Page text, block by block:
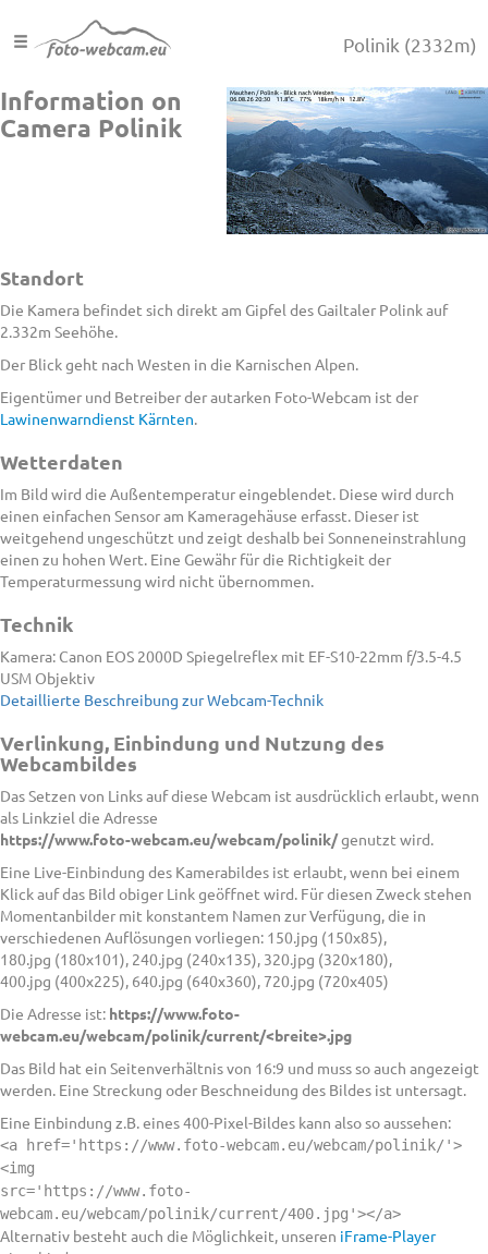
Polinik (2332m)
Information on
Camera Polinik
Standort
Die Kamera befindet sich direkt am Gipfel des Gailtaler Polink auf
2.332m Seehöhe.
Der Blick geht nach Westen in die Karnischen Alpen.
Eigentümer und Betreiber der autarken Foto-Webcam ist der
Lawinenwarndienst Kärnten.
Wetterdaten
Im Bild wird die Außentemperatur eingeblendet. Diese wird durch
einen einfachen Sensor am Kameragehäuse erfasst. Dieser ist
weitgehend ungeschützt und zeigt deshalb bei Sonneneinstrahlung
einen zu hohen Wert. Eine Gewähr für die Richtigkeit der
Temperaturmessung wird nicht übernommen.
Technik
Kamera: Canon EOS 2000D Spiegelreflex mit EF-S10-22mm f/3.5-4.5
USM Objektiv
Detaillierte Beschreibung zur Webcam-Technik
Verlinkung, Einbindung und Nutzung des
Webcambildes
Das Setzen von Links auf diese Webcam ist ausdrücklich erlaubt, wenn
als Linkziel die Adresse
https://www.foto-webcam.eu/webcam/polinik/genutzt wird.
Eine Live-Einbindung des Kamerabildes ist erlaubt, wenn bei einem
Klick auf das Bild obiger Link geöffnet wird. Für diesen Zweck stehen
Momentanbilder mit konstantem Namen zur Verfügung, die in
verschiedenen Auflösungen vorliegen: 150.jpg (150x85),
180.jpg (180x101), 240.jpg (240x135), 320.jpg (320x180),
400.jpg (400x225), 640.jpg (640x360), 720.jpg (720x405)
Die Adresse ist: https://www.foto-
webcam.eu/webcam/polinik/current/<breite>.jpg
Das Bild hat ein Seitenverhältnis von 16:9 und muss so auch angezeigt
werden. Eine Streckung oder Beschneidung des Bildes ist untersagt.
Eine Einbindung z.B. eines 400-Pixel-Bildes kann also so aussehen:
<a href='https://www.foto-webcam.eu/webcam/polinik/'>
<img
src='https://www.foto-
webcam.eu/webcam/polinik/current/400.jpg'></a>
Alternativ besteht auch die Möglichkeit, unseren iFrame-Player